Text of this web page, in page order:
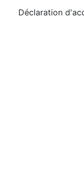
Déclaration